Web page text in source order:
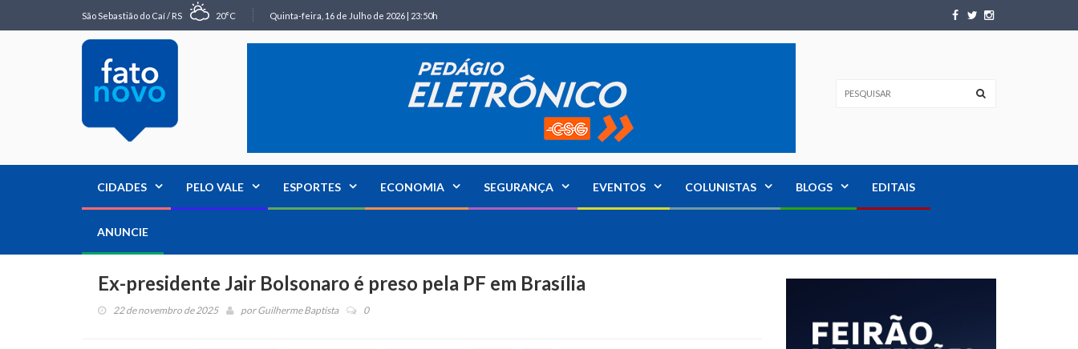
São Sebastião do Caí / RS 20°C Quinta-feira, 16 de Julho de 2026 | 23:50h
CIDADES PELO VALE ESPORTES ECONOMIA SEGURANÇA EVENTOS COLUNISTAS BLOGS EDITAIS
ANUNCIE
Ex-presidente Jair Bolsonaro é preso pela PF em Brasília
22 de novembro de 2025 porGuilherme Baptista 0